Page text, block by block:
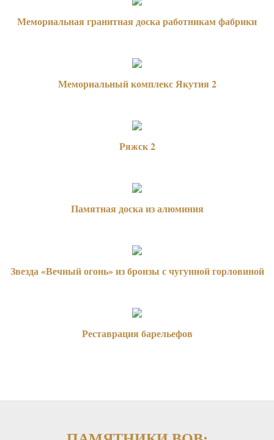
Мемориальная гранитная доска работникам фабрики
Мемориальный комплекс Якутия 2
Ряжск 2
Памятная доска из алюминия
Звезда «Вечный огонь» из бронзы с чугунной горловиной
Реставрация барельефов